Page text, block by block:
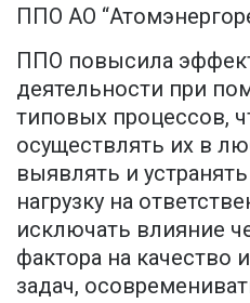
ППО АО
ППО повысила
деятельности при
типовых процессов,
осуществлять их в
выявлять и
нагрузку на
исключать влияние
фактора на качество
задач,